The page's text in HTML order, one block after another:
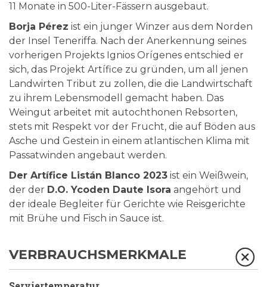
11 Monate in 500-Liter-Fässern ausgebaut.
Borja Pérez ist ein junger Winzer aus dem Norden
der Insel Teneriffa. Nach der Anerkennung seines
vorherigen Projekts Ignios Orígenes entschied er
sich, das Projekt Artífice zu gründen, um all jenen
Landwirten Tribut zu zollen, die die Landwirtschaft
zu ihrem Lebensmodell gemacht haben. Das
Weingut arbeitet mit autochthonen Rebsorten,
stets mit Respekt vor der Frucht, die auf Böden aus
Asche und Gestein in einem atlantischen Klima mit
Passatwinden angebaut werden.
Der Artífice Listán Blanco 2023 ist ein Weißwein,
der der D.O. Ycoden Daute Isora angehört und
der ideale Begleiter für Gerichte wie Reisgerichte
mit Brühe und Fisch in Sauce ist.
VERBRAUCHSMERKMALE